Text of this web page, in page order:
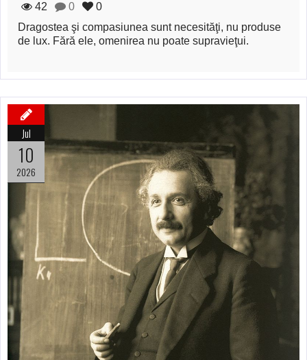
42
0
0
Dragostea şi compasiunea sunt necesităţi, nu produse
de lux. Fără ele, omenirea nu poate supravieţui.
Jul
10
2026